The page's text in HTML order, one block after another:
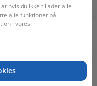
hvis du ikke tillader alle
alle funktioner på
i vores